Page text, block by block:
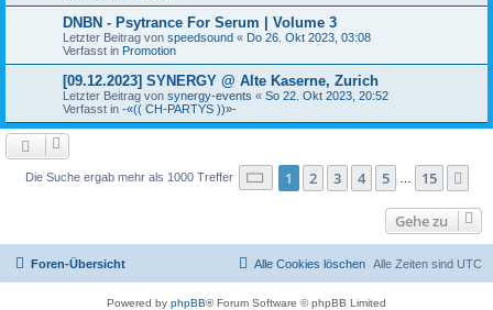
DNBN - Psytrance For Serum | Volume 3
Letzter Beitrag von speedsound « Do 26. Okt 2023, 03:08
Verfasst in Promotion
[09.12.2023] SYNERGY @ Alte Kaserne, Zurich
Letzter Beitrag von synergy-events « So 22. Okt 2023, 20:52
Verfasst in -«(( CH-PARTYS ))»-
Die Suche ergab mehr als 1000 Treffer Seite 1von 15
1 2 3 4 5 15
Gehe zu
Foren-Übersicht Alle Zeiten sind UTC
Alle Cookies löschen
Powered by phpBB® Forum Software © phpBB Limited